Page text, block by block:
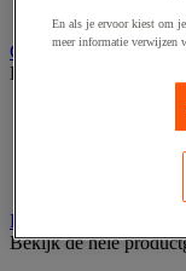
Gereedschap opbergen
Bekijk de hele
Verrijdbare
Handgereedschap
Bekijk de hele
En als je ervoor kiest om
meer informatie verwijzen